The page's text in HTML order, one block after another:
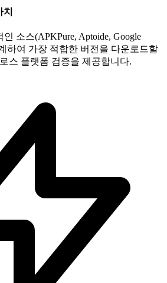
소스(APKPure, Aptoide, Google
하여 가장 적합한 버전을 다운로드할
스 플랫폼 검증을 제공합니다.